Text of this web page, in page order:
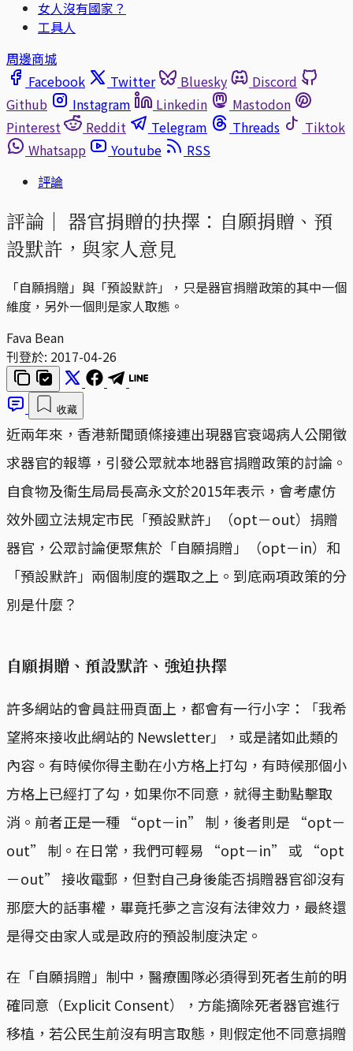
女人沒有國家？
工具人
周邊商城
Facebook
Twitter Bluesky
Discord
Github
Instagram Linkedin
Mastodon
Pinterest
Reddit Telegram Threads
Tiktok
Whatsapp
Youtube
RSS
評論
評論｜ 器官捐贈的抉擇：自願捐贈、預
設默許，與家人意見
「自願捐贈」與「預設默許」，只是器官捐贈政策的其中一個
維度，另外一個則是家人取態。
Fava Bean
刊登於: 2017-04-26
收藏
近兩年來，香港新聞頭條接連出現器官衰竭病人公開徵
求器官的報導，引發公眾就本地器官捐贈政策的討論。
自食物及衞生局局長高永文於2015年表示，會考慮仿
效外國立法規定市民「預設默許」（opt－out）捐贈
器官，公眾討論便聚焦於「自願捐贈」（opt－in）和
「預設默許」兩個制度的選取之上。到底兩項政策的分
別是什麼？
自願捐贈、預設默許、強迫抉擇
許多網站的會員註冊頁面上，都會有一行小字：「我希
望將來接收此網站的 Newsletter」，或是諸如此類的
內容。有時候你得主動在小方格上打勾，有時候那個小
方格上已經打了勾，如果你不同意，就得主動點擊取
消。前者正是一種 “opt－in” 制，後者則是 “opt－
out” 制。在日常，我們可輕易 “opt－in” 或 “opt
－out” 接收電郵，但對自己身後能否捐贈器官卻沒有
那麼大的話事權，畢竟托夢之言沒有法律效力，最終還
是得交由家人或是政府的預設制度決定。
在「自願捐贈」制中，醫療團隊必須得到死者生前的明
確同意（Explicit Consent），方能摘除死者器官進行
移植，若公民生前沒有明言取態，則假定他不同意捐贈